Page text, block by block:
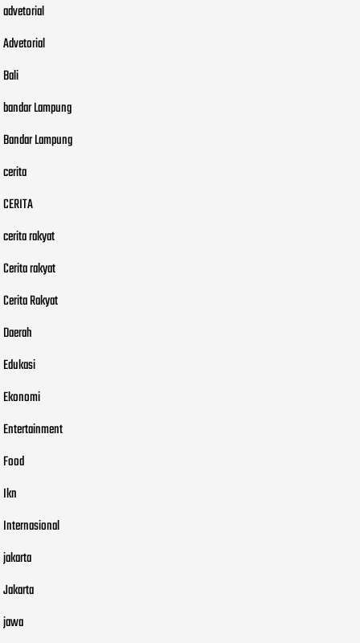
advetorial
Advetorial
Bali
bandar Lampung
Bandar Lampung
cerita
CERITA
cerita rakyat
Cerita rakyat
Cerita Rakyat
Daerah
Edukasi
Ekonomi
Entertainment
Food
Ikn
Internasional
jakarta
Jakarta
jawa